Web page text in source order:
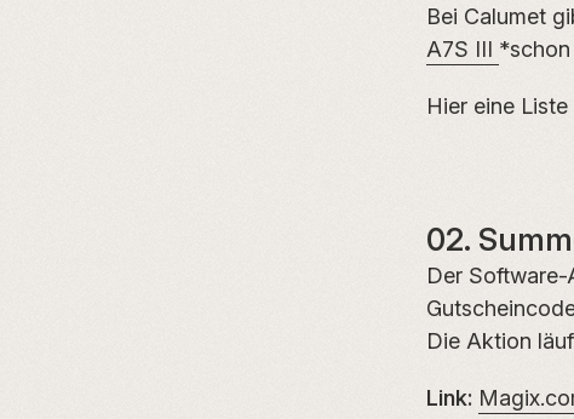
Bei Calumet
A7S III
Hier eine
02.
Der Software-
Die Aktion
Link: